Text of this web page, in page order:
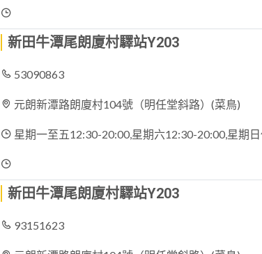
新田牛潭尾朗廈村驛站Y203
53090863
元朗新潭路朗廈村104號（明任堂斜路）(菜鳥)
星期一至五12:30-20:00,星期六12:30-20:00,星期
新田牛潭尾朗廈村驛站Y203
93151623